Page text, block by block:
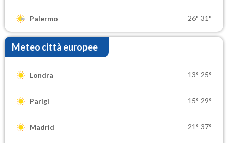
Palermo 26° 31°
Meteo città europee
Londra 13° 25°
Parigi 15° 29°
Madrid 21° 37°